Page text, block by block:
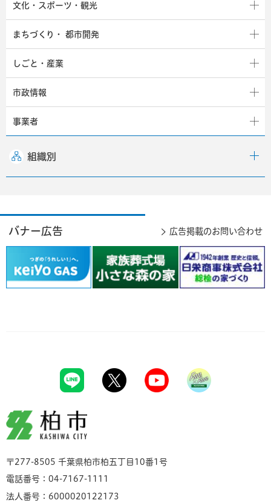
文化・スポーツ・観光
まちづくり・ 都市開発
しごと・産業
市政情報
事業者
組織別
バナー広告 広告掲載のお問い合わせ
柏市
〒277-8505 千葉県柏市柏五丁目10番1号
電話番号：04-7167-1111
法人番号：6000020122173